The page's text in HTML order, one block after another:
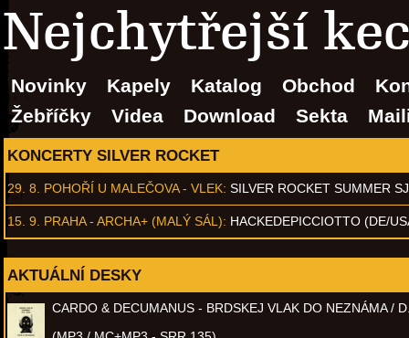
Nejchytřejší
Novinky Kapely Katalog Obchod
Žebříčky
Videa Download Sekta
KONCERTY SILVER ROCKET
29. 8. POHOŘÍ U MALEČOVA - VLEK: SILVER ROCKET SUMMER
15. 9. PRAHA - ARCHA+ (MALÝ SÁL): HACKEDEPICCIOTTO (DE/
AKTUÁLNÍ DESKY
CARDO & DECUMANUS - BRDSKEJ VLAK DO NEZNÁMA /